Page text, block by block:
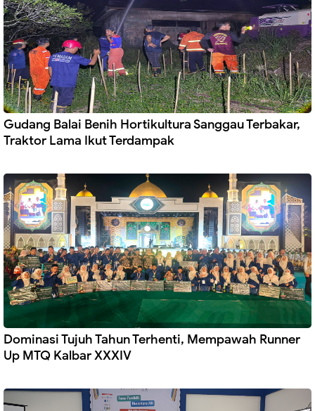
Gudang Balai Benih Hortikultura Sanggau Terbakar,
Traktor Lama Ikut Terdampak
Dominasi Tujuh Tahun Terhenti, Mempawah Runner
Up MTQ Kalbar XXXIV